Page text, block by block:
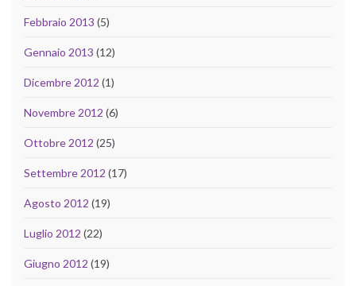
Febbraio 2013 (5)
Gennaio 2013 (12)
Dicembre 2012 (1)
Novembre 2012 (6)
Ottobre 2012 (25)
Settembre 2012 (17)
Agosto 2012 (19)
Luglio 2012 (22)
Giugno 2012 (19)